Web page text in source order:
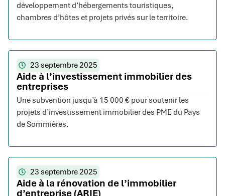
développement d’hébergements touristiques,
chambres d’hôtes et projets privés sur le territoire.
23 septembre 2025
Aide à l’investissement immobilier des
entreprises
Une subvention jusqu’à 15 000 € pour soutenir les
projets d’investissement immobilier des PME du Pays
de Sommières.
23 septembre 2025
Aide à la rénovation de l’immobilier
d’entreprise (ARIE)